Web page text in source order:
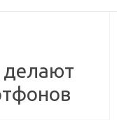
делают